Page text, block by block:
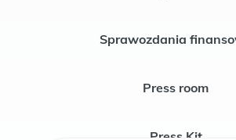
Sprawozdania
Press room
Press Kit